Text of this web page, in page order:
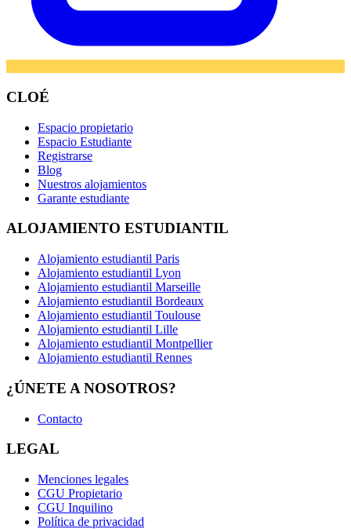
CLOÉ
Espacio propietario
Espacio Estudiante
Registrarse
Blog
Nuestros alojamientos
Garante estudiante
ALOJAMIENTO ESTUDIANTIL
Alojamiento estudiantil Paris
Alojamiento estudiantil Lyon
Alojamiento estudiantil Marseille
Alojamiento estudiantil Bordeaux
Alojamiento estudiantil Toulouse
Alojamiento estudiantil Lille
Alojamiento estudiantil Montpellier
Alojamiento estudiantil Rennes
¿ÚNETE A NOSOTROS?
Contacto
LEGAL
Menciones legales
CGU Propietario
CGU Inquilino
Política de privacidad